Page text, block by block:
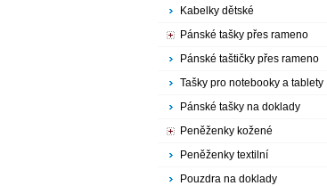
Kabelky dětské
Pánské tašky přes rameno
Pánské taštičky přes rameno
Tašky pro notebooky a tablety
Pánské tašky na doklady
Peněženky kožené
Peněženky textilní
Pouzdra na doklady